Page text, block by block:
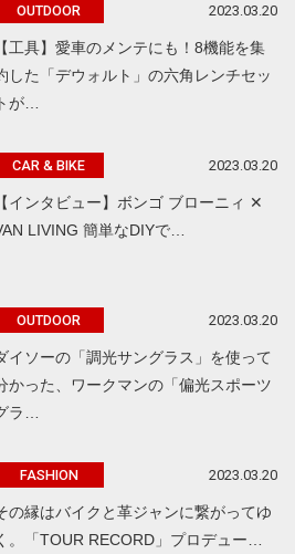
OUTDOOR 2023.03.20
【工具】愛車のメンテにも！8機能を集
した「デウォルト」の六角レンチセッ
トが…
CAR & BIKE 2023.03.20
【インタビュー】ボンゴ ブローニィ ✕
LIVING 簡単なDIYで…
OUTDOOR 2023.03.20
イソーの「調光サングラス」を使って
かった、ワークマンの「偏光スポーツ
ラ…
FASHION 2023.03.20
の縁はバイクと革ジャンに繋がってゆ
。「TOUR RECORD」プロデュー…